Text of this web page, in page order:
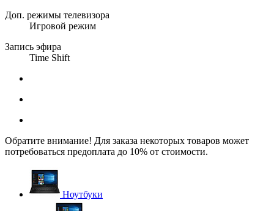
Доп. режимы телевизора
Игровой режим
Запись эфира
Time Shift
Обратите внимание! Для заказа некоторых товаров может
потребоваться предоплата до 10% от стоимости.
Ноутбуки